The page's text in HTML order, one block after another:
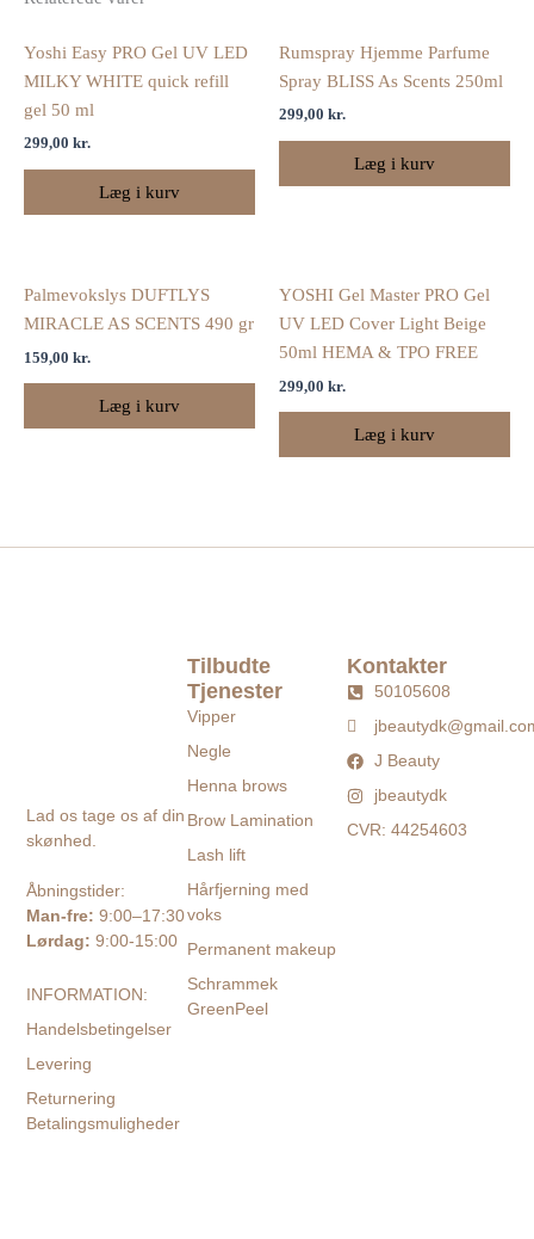
Yoshi Easy PRO Gel UV LED
MILKY WHITE quick refill
gel 50 ml
299,00 kr.
Læg i kurv
Rumspray Hjemme Parfume
Spray BLISS As Scents 250ml
299,00 kr.
Læg i kurv
Palmevokslys DUFTLYS
MIRACLE AS SCENTS 490 gr
159,00 kr.
Læg i kurv
YOSHI Gel Master PRO Gel
UV LED Cover Light Beige
50ml HEMA & TPO FREE
299,00 kr.
Læg i kurv
Lad os tage os af din
skønhed.
Åbningstider:
Man-fre:9:00–17:30
Lørdag: 9:00-15:00
INFORMATION:
Handelsbetingelser
Levering
Returnering
Betalingsmuligheder
Tilbudte
Tjenester
Vipper
Negle
Henna brows
Brow Lamination
Lash lift
Hårfjerning med
voks
Permanent makeup
Schrammek
GreenPeel
Kontakter
50105608
J Beauty
jbeautydk
CVR: 44254603